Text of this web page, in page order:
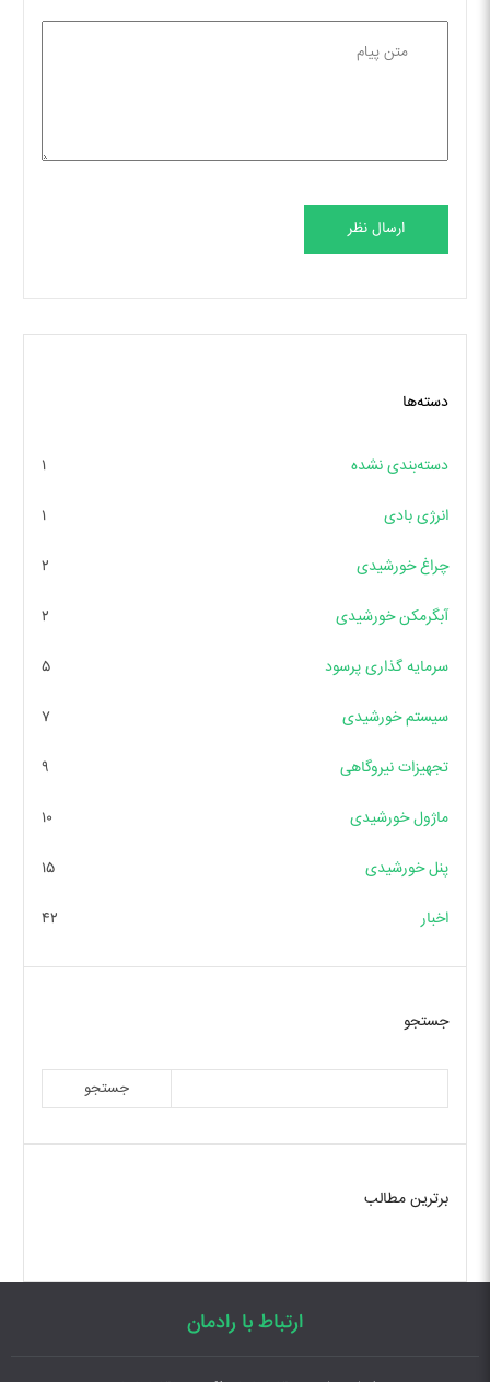
ارسال نظر
دسته‌ها
دسته‌بندی نشده ۱
انرژی بادی ۱
چراغ خورشیدی ۲
آبگرمکن خورشیدی ۲
سرمایه گذاری پرسود ۵
سیستم خورشیدی ۷
تجهیزات نیروگاهی ۹
ماژول خورشیدی ۱۰
پنل خورشیدی ۱۵
اخبار ۴۲
جستجو
جستجو
برترین مطالب
ارتباط با رادمان